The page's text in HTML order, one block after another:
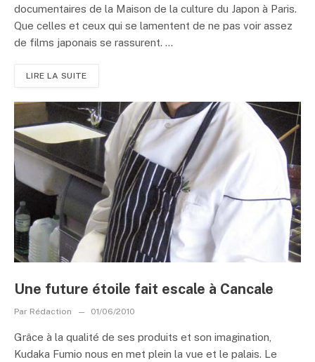
documentaires de la Maison de la culture du Japon à Paris.
Que celles et ceux qui se lamentent de ne pas voir assez
de films japonais se rassurent. ...
LIRE LA SUITE
Une future étoile fait escale à Cancale
Par Rédaction 01/06/2010
Grâce à la qualité de ses produits et son imagination,
Kudaka Fumio nous en met plein la vue et le palais. Le